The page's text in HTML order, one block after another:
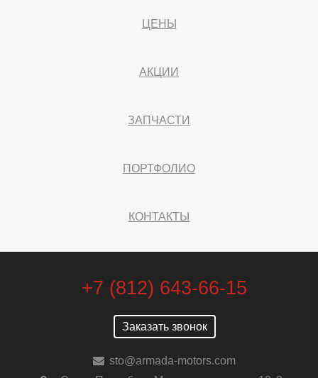
ЦЕНЫ
АКЦИИ
ЗАПЧАСТИ
ПОРТФОЛИО
КОНТАКТЫ
+7 (812) 643-66-15
Заказать звонок
sto@armada-motors.com